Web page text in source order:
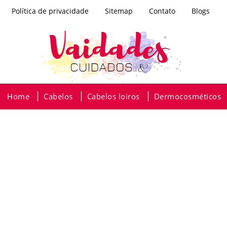
Política de privacidade Sitemap Contato Blogs
Home Cabelos Cabelos loiros Dermocosméticos